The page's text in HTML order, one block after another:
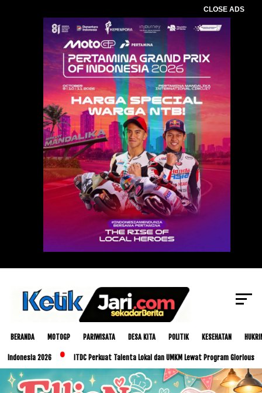
CLOSE ADS
BERANDA MOTOGP PARIWISATA DESA KITA POLITIK KESEHATAN
2026 ITDC Perkuat Talenta Lokal dan UMKM Lewat Program Glorious Golo Mori